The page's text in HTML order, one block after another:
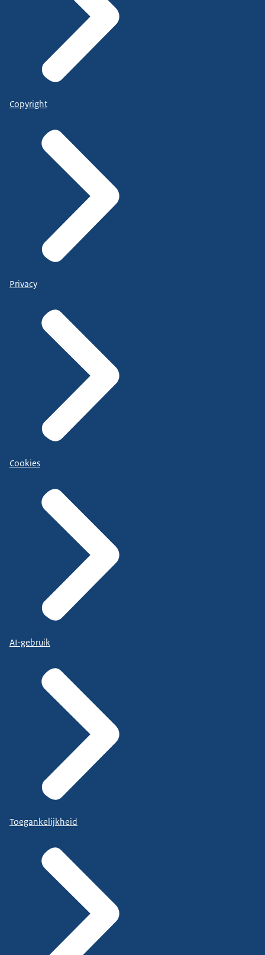
Copyright
Privacy
Cookies
AI-gebruik
Toegankelijkheid